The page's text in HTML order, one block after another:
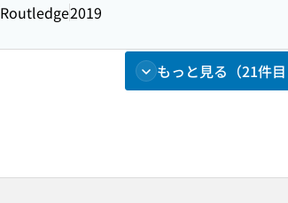
Routledge2019
もっと見る（21件目